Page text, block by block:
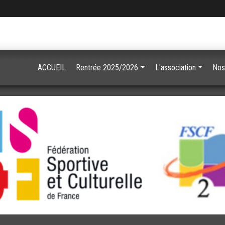
ACCUEIL Rentrée 2025/2026 L'association